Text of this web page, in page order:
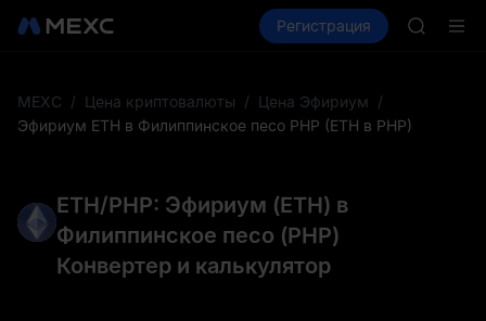
Рынки Спот Фьючерсы
Регистрация
HEI
MEXC / Цена криптовалюты / Цена Эфириум /
Эфириум ETH в Филиппинское песо PHP (ETH в PHP)
ETH/PHP: Эфириум (ETH) в
Филиппинское песо (PHP)
Конвертер и калькулятор